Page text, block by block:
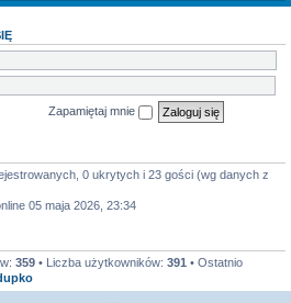
Zapamiętaj mnie
0 ukrytych i 23 gości (wg danych z
05 maja 2026, 23:34
359 • Liczba użytkowników: 391 • Ostatnio